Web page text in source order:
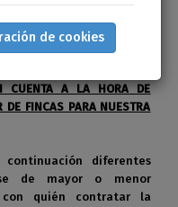
CUENTA A LA HORA DE
DE FINCAS PARA NUESTRA
diferentes
de mayor o menor
quién contratar la
de cookies